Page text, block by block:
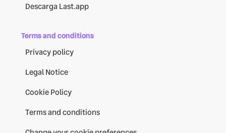
Descarga Last.app
Terms and conditions
Privacy policy
Legal Notice
Cookie Policy
Terms and conditions